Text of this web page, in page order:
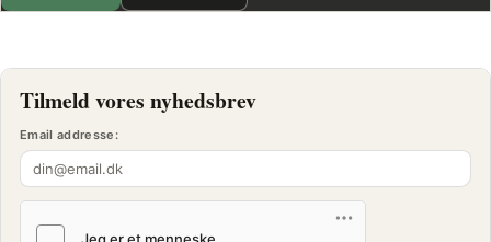
Tilmeld vores nyhedsbrev
Email addresse: